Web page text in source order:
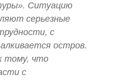
Ситуацию
серьезные
с
остров.
тому, что
с